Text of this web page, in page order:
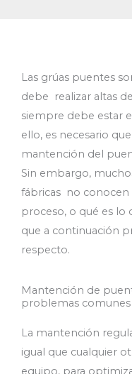
Las grúas puentes
debe realizar altas
siempre debe estar
ello, es necesario
mantención del
Sin embargo,
fábricas no conocen
proceso, o qué es lo
que a continuación
respecto.
Mantención de
problemas comunes
La mantención
igual que cualquier
equipo, para